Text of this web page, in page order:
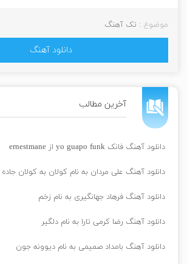
آخرین مطالب
دانلود آهنگ فانک yo guapo funk از ernestmane
دانلود آهنگ علی مردان به نام کولان به کولان جاده
دانلود آهنگ فرهاد جهانگیری به نام زخم
دانلود آهنگ رضا کرمی تارا به نام دلگیر
دانلود آهنگ بامداد صمیمی به نام دیوونه جون
موضوع : تک آهنگ
دانلود آهنگ